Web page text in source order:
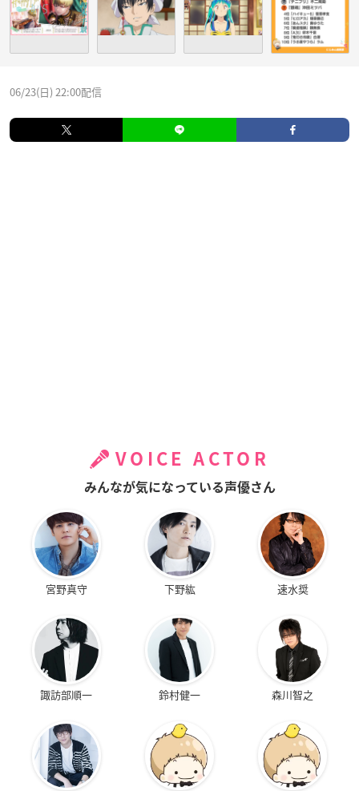
06/23(日) 22:00配信
VOICE ACTOR
みんなが気になっている声優さん
宮野真守 下野紘 速水奨
諏訪部順一 鈴村健一 森川智之